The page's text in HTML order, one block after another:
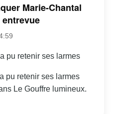
Marie-Chantal
pu retenir ses larmes
pu retenir ses larmes
Le Gouffre lumineux.